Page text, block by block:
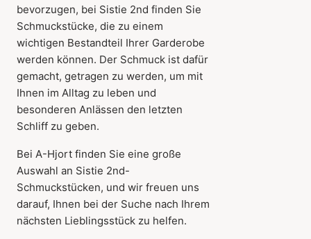
bevorzugen, bei Sistie 2nd finden Sie
Schmuckstücke, die zu einem
wichtigen Bestandteil Ihrer Garderobe
werden können. Der Schmuck ist dafür
gemacht, getragen zu werden, um mit
Ihnen im Alltag zu leben und
besonderen Anlässen den letzten
Schliff zu geben.
Bei A-Hjort finden Sie eine große
Auswahl an Sistie 2nd-
Schmuckstücken, und wir freuen uns
darauf, Ihnen bei der Suche nach Ihrem
nächsten Lieblingsstück zu helfen.